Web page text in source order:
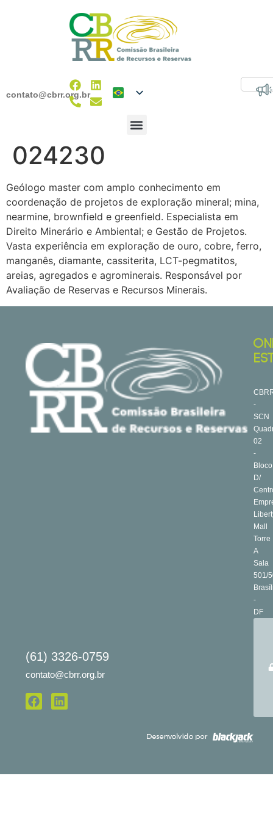
contato@cbrr.org.br
024230
Geólogo master com amplo conhecimento em
coordenação de projetos de exploração mineral; mina,
nearmine, brownfield e greenfield. Especialista em
Direito Minerário e Ambiental; e Gestão de Projetos.
Vasta experiência em exploração de ouro, cobre, ferro,
manganês, diamante, cassiterita, LCT-pegmatitos,
areias, agregados e agrominerais. Responsável por
Avaliação de Reservas e Recursos Minerais.
(61) 3326-0759
contato@cbrr.org.br
-
SCN
02
-
Bloco
D/
Mall
Torre
A
Sala
501/
-
DF